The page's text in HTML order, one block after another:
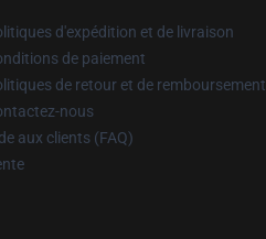
d'expédition et de livraison
de paiement
de retour et de remboursement
nous
aux clients (FAQ)